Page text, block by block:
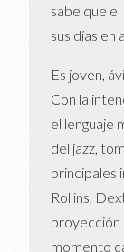
sabe que
sus días en
Es joven,
Con la
el lenguaje
del jazz,
principales
Rollins,
proyección
momento